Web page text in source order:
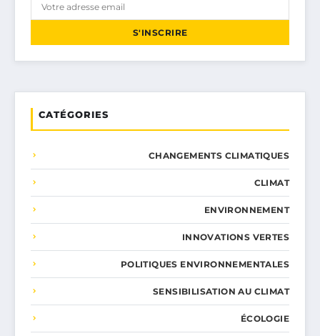
S'INSCRIRE
CATÉGORIES
CHANGEMENTS CLIMATIQUES
CLIMAT
ENVIRONNEMENT
INNOVATIONS VERTES
POLITIQUES ENVIRONNEMENTALES
SENSIBILISATION AU CLIMAT
ÉCOLOGIE